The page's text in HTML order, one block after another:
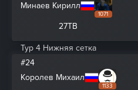
Минаев Кирилл
1071
27ТВ
Тур 4 Нижняя сетка
#24
Королев Михаил
1133